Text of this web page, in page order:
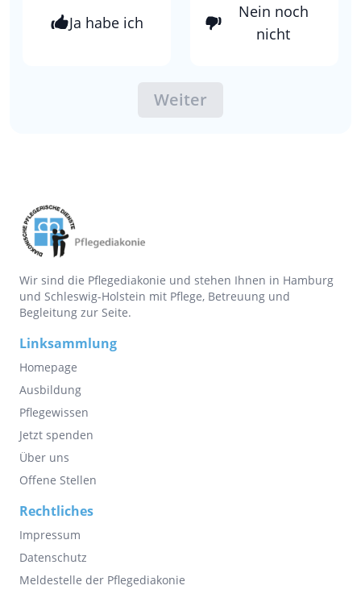
Ja habe ich
Nein noch
nicht
Weiter
Wir sind die Pflegediakonie und stehen Ihnen in Hamburg
und Schleswig-Holstein mit Pflege, Betreuung und
Begleitung zur Seite.
Linksammlung
Homepage
Ausbildung
Pflegewissen
Jetzt spenden
Über uns
Offene Stellen
Rechtliches
Impressum
Datenschutz
Meldestelle der Pflegediakonie